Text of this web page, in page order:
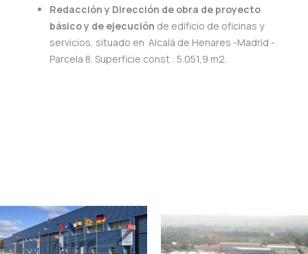
Redacción y Dirección de obra de proyecto
básico y de ejecución de edificio de oficinas y
servicios, situado en Alcalá de Henares -Madrid -.
Parcela 8. Superficie const.: 5.051,9 m2.